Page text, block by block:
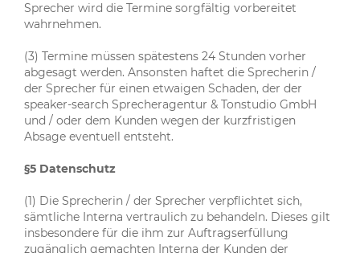
Sprecher wird die Termine sorgfältig vorbereitet
wahrnehmen.
(3) Termine müssen spätestens 24 Stunden vorher
abgesagt werden. Ansonsten haftet die Sprecherin /
der Sprecher für einen etwaigen Schaden, der der
speaker-search Sprecheragentur & Tonstudio GmbH
und / oder dem Kunden wegen der kurzfristigen
Absage eventuell entsteht.
§5 Datenschutz
(1) Die Sprecherin / der Sprecher verpflichtet sich,
sämtliche Interna vertraulich zu behandeln. Dieses gilt
insbesondere für die ihm zur Auftragserfüllung
zugänglich gemachten Interna der Kunden der